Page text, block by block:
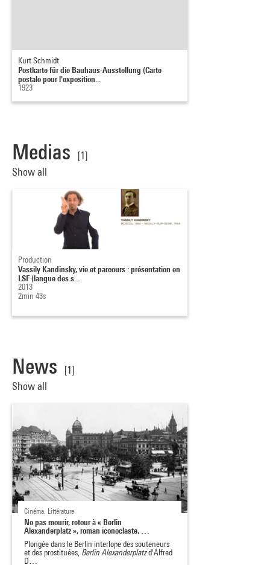
Kurt Schmidt
Postkarte für die Bauhaus-Ausstellung (Carte
postale pour l'exposition...
1923
Medias
[1]
Show all
Production
Vassily Kandinsky, vie et parcours : présentation en
LSF (langue des s...
2013
2min 43s
News
[1]
Show all
Cinéma, Littérature
Ne pas mourir, retour à « Berlin
Alexanderplatz », roman iconoclaste, …
Plongée dans le Berlin interlope des souteneurs
et des prostituées, Berlin Alexanderplatzd'Alfred
D…